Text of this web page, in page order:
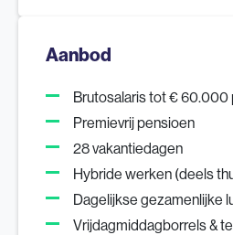
Aanbod
Brutosalaris tot € 60.000
Premievrij pensioen
28 vakantiedagen
Hybride werken (deels
Dagelijkse gezamenlijke
Vrijdagmiddagborrels &